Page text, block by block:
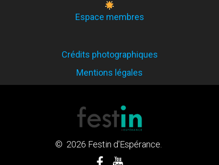
Espace membres
Crédits photographiques
Mentions légales
© 2026 Festin d'Espérance.